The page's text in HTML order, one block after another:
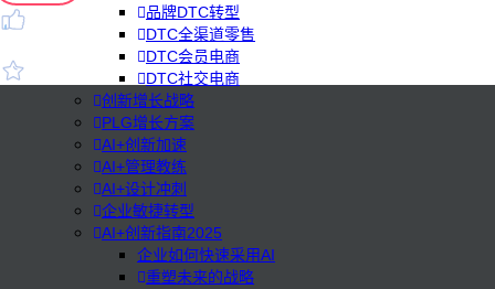
品牌DTC转型
DTC全渠道零售
DTC会员电商
DTC社交电商
创新增长战略
PLG增长方案
AI+创新加速
AI+管理教练
AI+设计冲刺
企业敏捷转型
AI+创新指南2025
企业如何快速采用AI
重塑未来的战略